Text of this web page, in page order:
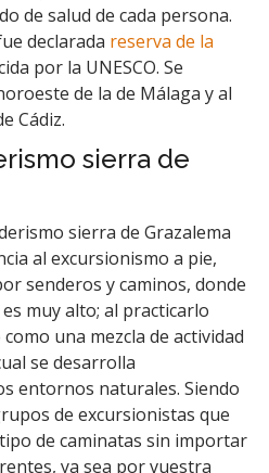
de salud de cada persona.
declarada reserva de la
por la UNESCO. Se
de la de Málaga y al
Cádiz.
sierra de
sierra de Grazalema
al excursionismo a pie,
senderos y caminos, donde
muy alto; al practicarlo
una mezcla de actividad
se desarrolla
entornos naturales. Siendo
de excursionistas que
de caminatas sin importar
ya sea por vuestra